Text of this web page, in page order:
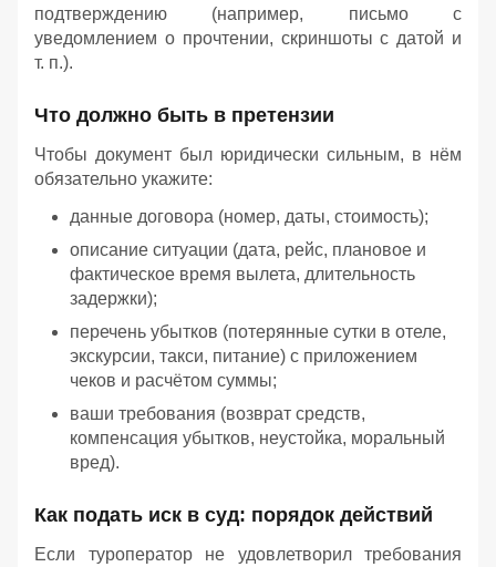
подтверждению (например, письмо с
уведомлением о прочтении, скриншоты с датой и
т. п.).
Что должно быть в претензии
Чтобы документ был юридически сильным, в нём
обязательно укажите:
данные договора (номер, даты, стоимость);
описание ситуации (дата, рейс, плановое и
фактическое время вылета, длительность
задержки);
перечень убытков (потерянные сутки в отеле,
экскурсии, такси, питание) с приложением
чеков и расчётом суммы;
ваши требования (возврат средств,
компенсация убытков, неустойка, моральный
вред).
Как подать иск в суд: порядок действий
Если туроператор не удовлетворил требования